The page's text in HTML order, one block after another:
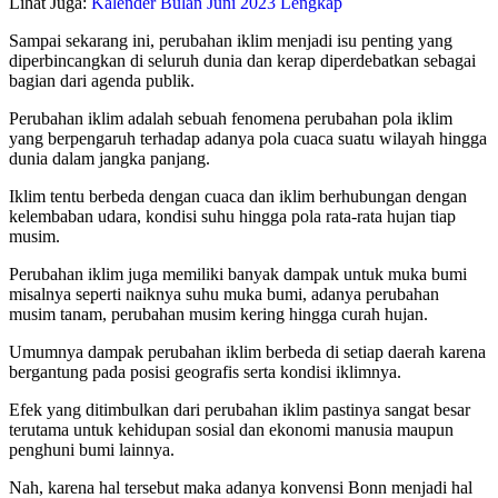
Sampai sekarang ini, perubahan iklim menjadi isu penting yang
diperbincangkan di seluruh dunia dan kerap diperdebatkan sebagai
bagian dari agenda publik.
Perubahan iklim adalah sebuah fenomena perubahan pola iklim
yang berpengaruh terhadap adanya pola cuaca suatu wilayah hingga
dunia dalam jangka panjang.
Iklim tentu berbeda dengan cuaca dan iklim berhubungan dengan
kelembaban udara, kondisi suhu hingga pola rata-rata hujan tiap
musim.
Perubahan iklim juga memiliki banyak dampak untuk muka bumi
misalnya seperti naiknya suhu muka bumi, adanya perubahan
musim tanam, perubahan musim kering hingga curah hujan.
Umumnya dampak perubahan iklim berbeda di setiap daerah karena
bergantung pada posisi geografis serta kondisi iklimnya.
Efek yang ditimbulkan dari perubahan iklim pastinya sangat besar
terutama untuk kehidupan sosial dan ekonomi manusia maupun
penghuni bumi lainnya.
Nah, karena hal tersebut maka adanya konvensi Bonn menjadi hal